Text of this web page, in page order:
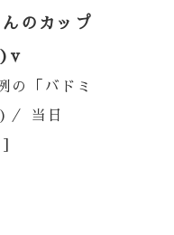
のカップ
の「バドミ
当日